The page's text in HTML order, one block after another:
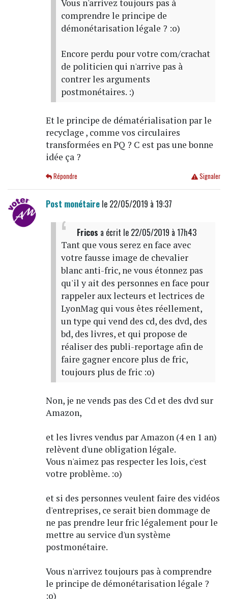
Vous n'arrivez toujours pas à
comprendre le principe de
démonétarisation légale ? :o)
Encore perdu pour votre com/crachat
de politicien qui n'arrive pas à
contrer les arguments
postmonétaires. :)
Et le principe de dématérialisation par le
recyclage , comme vos circulaires
transformées en PQ ? C est pas une bonne
idée ça ?
Signaler
Répondre
Post monétairele 22/05/2019 à 19:37
Fricos a écrit le 22/05/2019 à 17h43
Tant que vous serez en face avec
votre fausse image de chevalier
blanc anti-fric, ne vous étonnez pas
qu'il y ait des personnes en face pour
rappeler aux lecteurs et lectrices de
LyonMag qui vous êtes réellement,
un type qui vend des cd, des dvd, des
bd, des livres, et qui propose de
réaliser des publi-reportage afin de
faire gagner encore plus de fric,
toujours plus de fric :o)
Non, je ne vends pas des Cd et des dvd sur
Amazon,
et les livres vendus par Amazon (4 en 1 an)
relèvent d'une obligation légale.
Vous n'aimez pas respecter les lois, c'est
votre problème. :o)
et si des personnes veulent faire des vidéos
d'entreprises, ce serait bien dommage de
ne pas prendre leur fric légalement pour le
mettre au service d'un système
postmonétaire.
Vous n'arrivez toujours pas à comprendre
le principe de démonétarisation légale ?
:o)